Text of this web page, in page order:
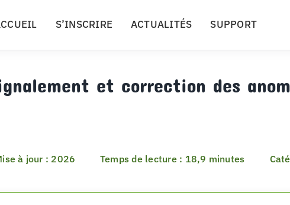
S’INSCRIRE ACTUALITÉS SUPPORT
et correction des
à jour : 2026 Temps de lecture : 18,9 minutes